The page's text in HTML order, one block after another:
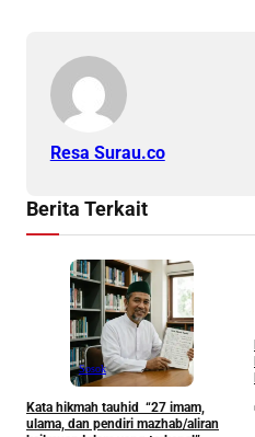
Resa Surau.co
Berita Terkait
Sosok
Kata hikmah tauhid “27 imam,
ulama, dan pendiri mazhab/aliran